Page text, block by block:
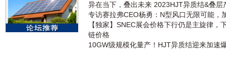
异在当下，叠出未来 2023HJT异质结&叠层
专访赛拉弗CEO杨勇：N型风口无限可能，
【独家】SNEC展会价格下行仍是主旋律，
链价格
10GW级规模化量产！HJT异质结迎来加速